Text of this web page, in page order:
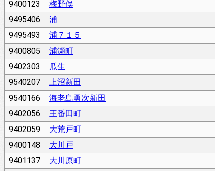
9400123
梅野俣
9495406
浦
9495493
浦７１５
9400805
浦瀬町
9402303
瓜生
9540207
上沼新田
9540166
海老島勇次新田
9402056
王番田町
9402059
大荒戸町
9400148
大川戸
9401137
大川原町